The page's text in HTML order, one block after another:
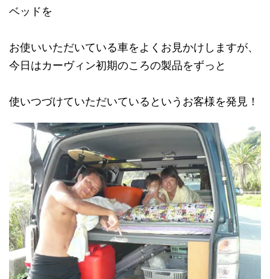
ベッドを
お使いいただいている車をよくお見かけしますが、
今日はカーヴィン初期のころの製品をずっと
使いつづけていただいているというお客様を発見！